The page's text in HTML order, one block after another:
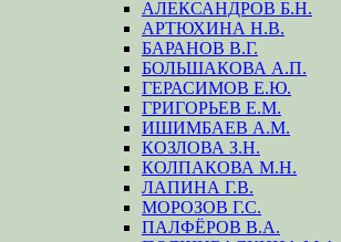
АЛЕКСАНДРОВ Б.Н.
АРТЮХИНА Н.В.
БАРАНОВ В.Г.
БОЛЬШАКОВА А.П.
ГЕРАСИМОВ Е.Ю.
ГРИГОРЬЕВ Е.М.
ИШИМБАЕВ А.М.
КОЗЛОВА З.Н.
КОЛПАКОВА М.Н.
ЛАПИНА Г.В.
МОРОЗОВ Г.С.
ПАЛФЁРОВ В.А.